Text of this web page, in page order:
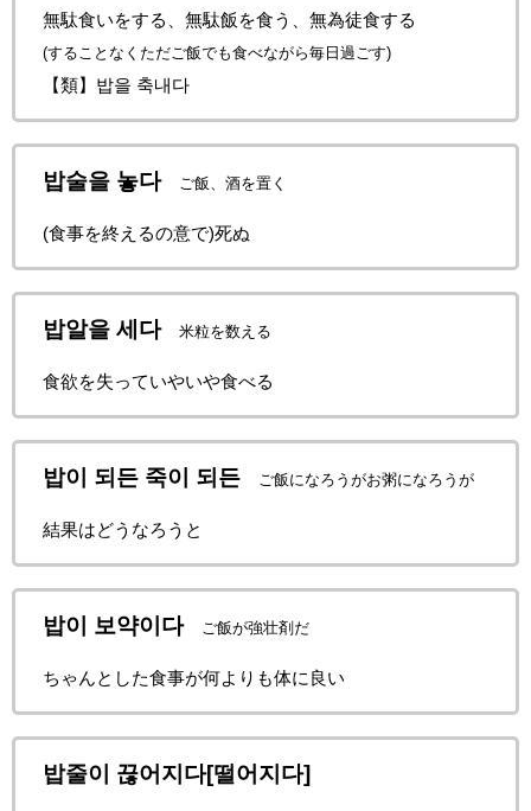
無駄食いをする、無駄飯を食う、無為徒食する
(することなくただご飯でも食べながら毎日過ごす)
【類】밥을 축내다
밥술을 놓다 ご飯、酒を置く
(食事を終えるの意で)死ぬ
밥알을 세다 米粒を数える
食欲を失っていやいや食べる
밥이 되든 죽이 되든 ご飯になろうがお粥になろうが
結果はどうなろうと
밥이 보약이다 ご飯が強壮剤だ
ちゃんとした食事が何よりも体に良い
밥줄이 끊어지다[떨어지다]